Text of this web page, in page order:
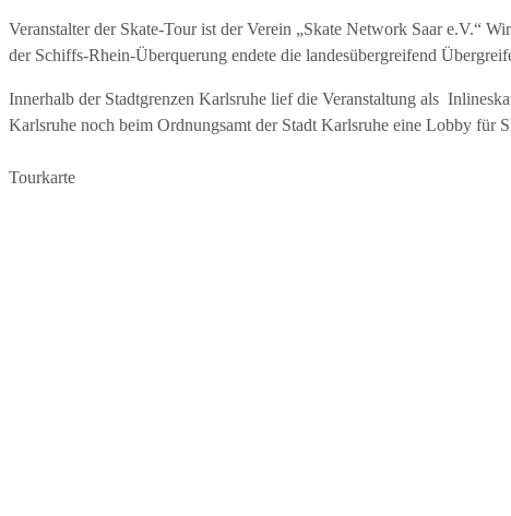
Veranstalter der Skate-Tour ist der Verein „Skate Network Saar e.V.“
der Schiffs-Rhein-Überquerung endete die landesübergreifend
Innerhalb der Stadtgrenzen Karlsruhe lief die Veranstaltung als
Karlsruhe noch beim Ordnungsamt der Stadt Karlsruhe eine Lobby
Tourkarte